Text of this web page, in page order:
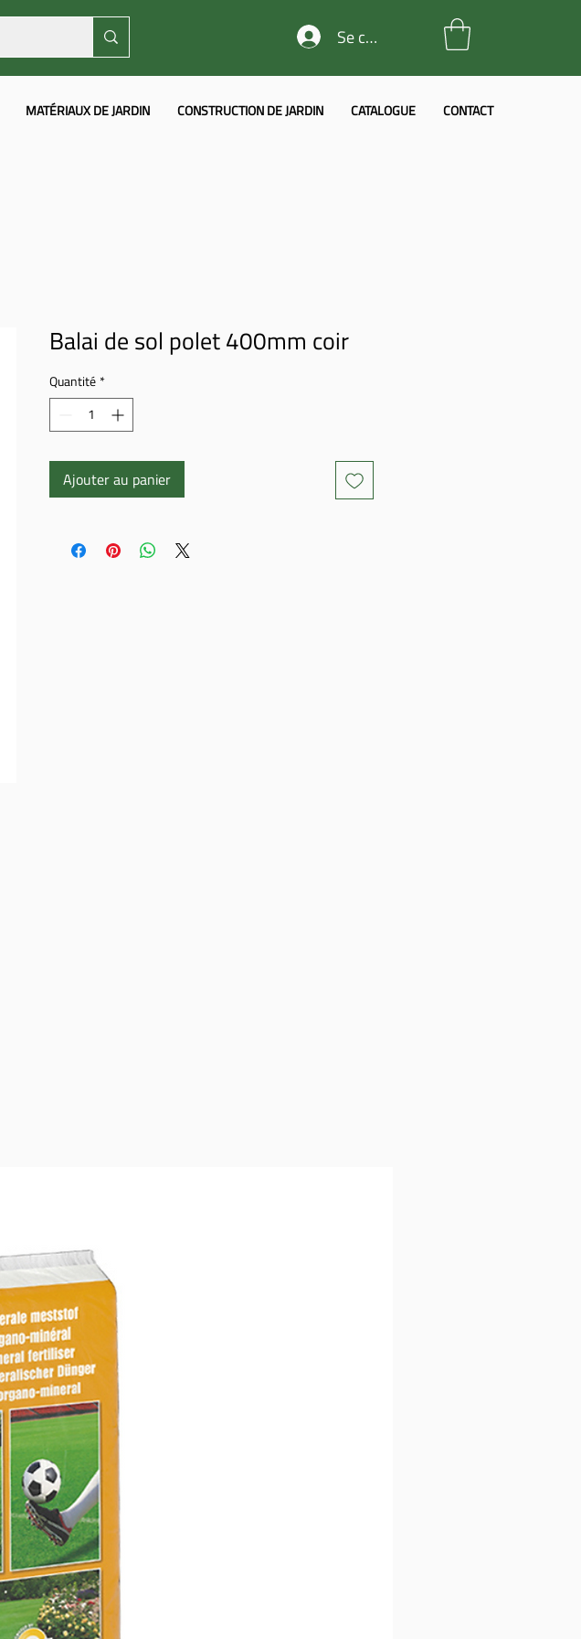
Se connecter
MATÉRIAUX DE JARDIN CONSTRUCTION DE JARDIN CATALOGUE CONTACT
Balai de sol polet 400mm coir
Quantité*
Ajouter au panier